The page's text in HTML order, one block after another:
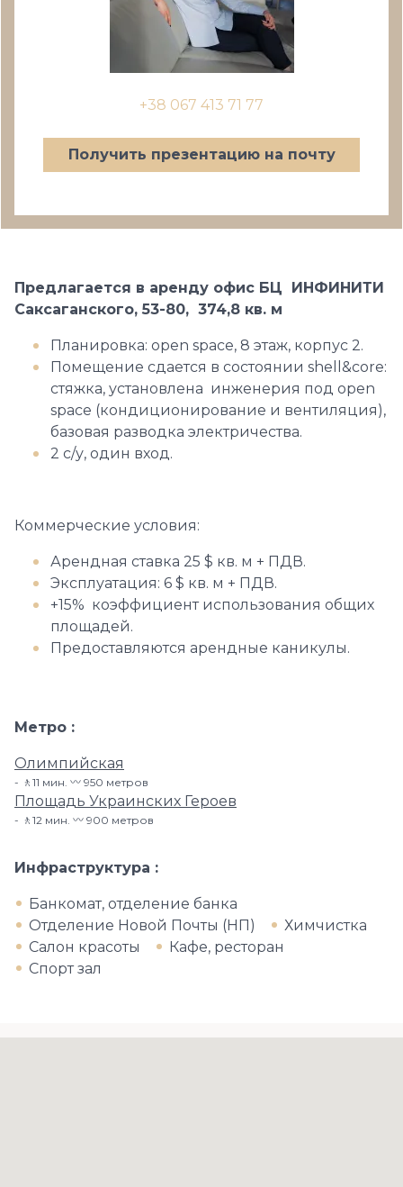
+38 067 413 71 77
Получить презентацию на почту
Предлагается в аренду офис БЦ ИНФИНИТИ
Саксаганского, 53-80, 374,8 кв. м
Планировка: open space, 8 этаж, корпус 2.
Помещение сдается в состоянии shell&core:
стяжка, установлена инженерия под open
space (кондиционирование и вентиляция),
базовая разводка электричества.
2 с/у, один вход.
Коммерческие условия:
Арендная ставка 25 $ кв. м + ПДВ.
Эксплуатация: 6 $ кв. м + ПДВ.
+15% коэффициент использования общих
площадей.
Предоставляются арендные каникулы.
Метро
Олимпийская
🚶11 мин. 〰️ 950 метров
Площадь Украинских Героев
🚶12 мин. 〰️ 900 метров
Инфраструктура
Банкомат, отделение банка
Отделение Новой Почты (НП)
Химчистка
Салон красоты
Кафе, ресторан
Спорт зал